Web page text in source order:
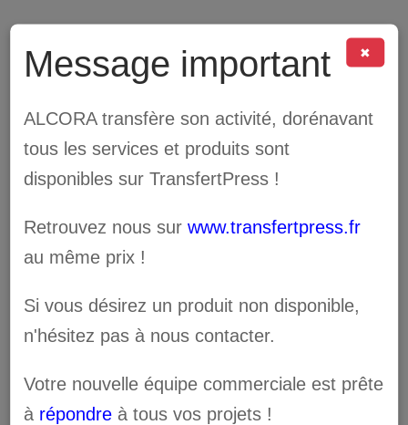
Encre Eco-UV
109.00€
Encre EUV5-5PR
Eco-UV5 500cc
✖
Message important
ALCORA transfère son activité, dorénavant
tous les services et produits sont
disponibles sur TransfertPress !
Retrouvez nous surwww.transfertpress.fr
au même prix !
Si vous désirez un produit non disponible,
n'hésitez pas à nous contacter.
Votre nouvelle équipe commerciale est prête
à répondre à tous vos projets !